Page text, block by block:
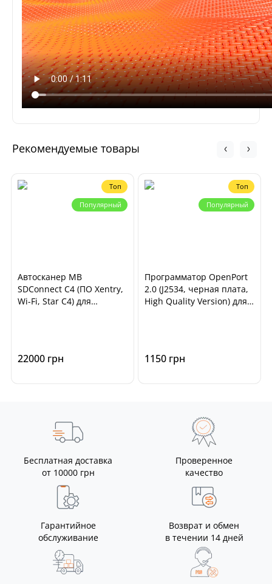
Рекомендуемые товары
Топ
Популярный
Автосканер MB
SDConnect C4 (ПО Xentry,
Wi-Fi, Star C4) для
22000 грн
Топ
Популярный
Программатор OpenPort
2.0 (J2534, черная плата,
High Quality Version) для
1150 грн
Бесплатная доставка
от 10000 грн
Проверенное
качество
Гарантийное
обслуживание
Возврат и обмен
в течении 14 дней